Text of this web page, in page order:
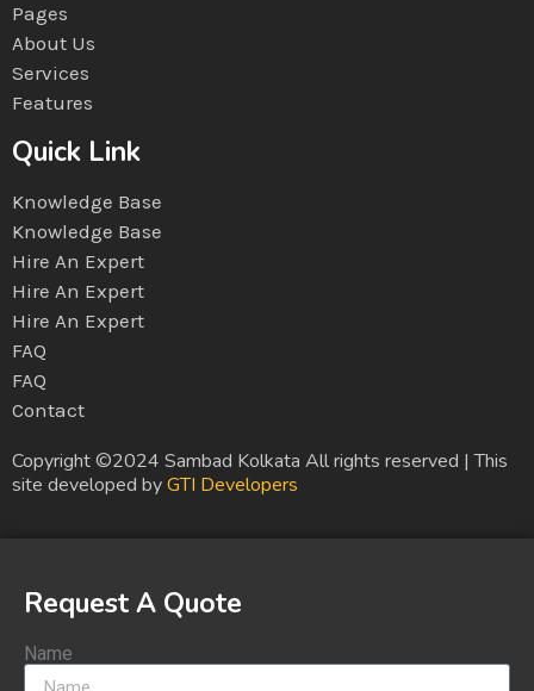
Pages
About Us
Services
Features
Quick Link
Knowledge Base
Knowledge Base
Hire An Expert
Hire An Expert
Hire An Expert
FAQ
FAQ
Contact
Copyright ©2024 Sambad Kolkata All rights reserved | This
site developed byGTI Developers
Request A Quote
Name